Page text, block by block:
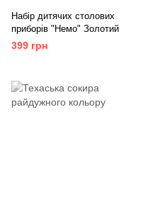
Набір дитячих столових
приборів "Немо" Золотий
399 грн